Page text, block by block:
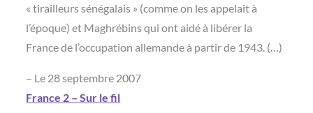
« tirailleurs sénégalais » (comme on les appelait à
l’époque) et Maghrébins qui ont aidé à libérer la
France de l’occupation allemande à partir de 1943. (…)
– Le 28 septembre 2007
France 2 – Sur le fil